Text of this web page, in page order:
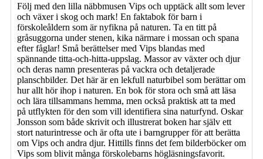
Följ med den lilla näbbmusen Vips och upptäck allt som lever
och växer i skog och mark! En faktabok för barn i
förskoleåldern som är nyfikna på naturen. Ta en titt på
gråsuggorna under stenen, kika närmare i mossan och spana
efter fåglar! Små berättelser med Vips blandas med
spännande titta-och-hitta-uppslag. Massor av växter och djur
och deras namn presenteras på vackra och detaljerade
planschbilder. Det här är en lekfull naturbibel som berättar om
hur allt hör ihop i naturen. En bok för stora och små att läsa
och lära tillsammans hemma, men också praktisk att ta med
på utflykten för den som vill identifiera sina naturfynd. Oskar
Jonsson som både skrivit och illustrerat boken har själv ett
stort naturintresse och är ofta ute i barngrupper för att berätta
om Vips och andra djur. Hittills finns det fem bilderböcker om
Vips som blivit många förskolebarns högläsningsfavorit.